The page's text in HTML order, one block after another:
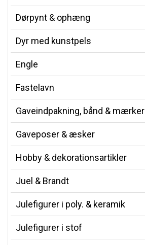
Dørpynt & ophæng
Dyr med kunstpels
Engle
Fastelavn
Gaveindpakning, bånd & mærker
Gaveposer & æsker
Hobby & dekorationsartikler
Juel & Brandt
Julefigurer i poly. & keramik
Julefigurer i stof